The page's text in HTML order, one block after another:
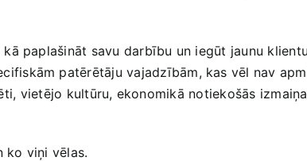
paplašināt savu darbību un iegūt jaunu
patērētāju vajadzībām, kas vēl nav
vietējo kultūru, ekonomikā notiekošās
ko viņi vēlas.